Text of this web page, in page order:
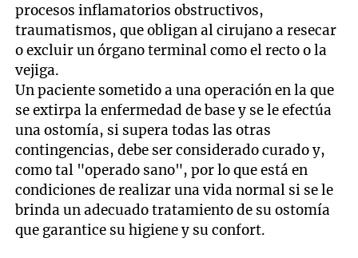
procesos inflamatorios obstructivos,
traumatismos, que obligan al cirujano a resecar
o excluir un órgano terminal como el recto o la
vejiga.
Un paciente sometido a una operación en la que
se extirpa la enfermedad de base y se le efectúa
una ostomía, si supera todas las otras
contingencias, debe ser considerado curado y,
como tal "operado sano", por lo que está en
condiciones de realizar una vida normal si se le
brinda un adecuado tratamiento de su ostomía
que garantice su higiene y su confort.